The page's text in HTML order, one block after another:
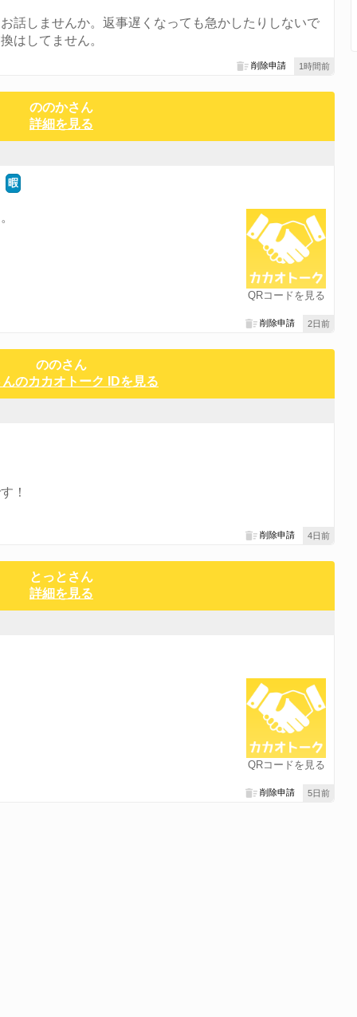
話しませんか。返事遅くなっても急かしたりしないで
はしてません。
1時間前
削除申請
ののかさん
詳細を見る
暇
QRコードを見る
2日前
削除申請
ののさん
のカカオトーク IDを見る
！
4日前
削除申請
とっとさん
詳細を見る
QRコードを見る
5日前
削除申請